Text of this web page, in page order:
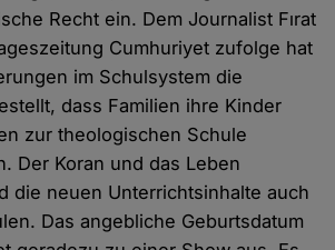
Recht ein. Dem Journalist Fırat
Cumhuriyet zufolge hat
im Schulsystem die
dass Familien ihre Kinder
zur theologischen Schule
Der Koran und das Leben
die neuen Unterrichtsinhalte auch
Das angebliche Geburtsdatum